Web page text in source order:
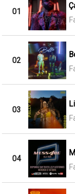
01
02
03
04